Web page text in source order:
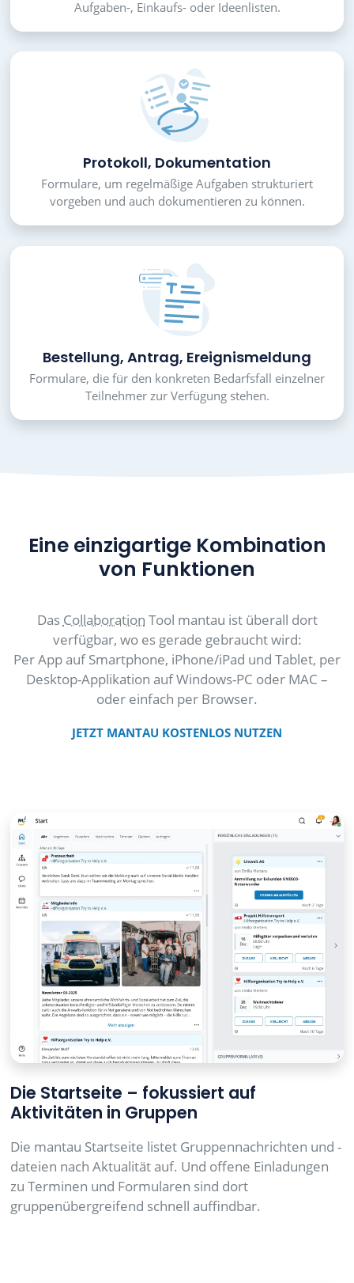
Aufgaben-, Einkaufs- oder Ideenlisten.
Protokoll, Dokumentation
Formulare, um regelmäßige Aufgaben strukturiert
vorgeben und auch dokumentieren zu können.
Bestellung, Antrag, Ereignismeldung
Formulare, die für den konkreten Bedarfsfall einzelner
Teilnehmer zur Verfügung stehen.
Eine einzigartige Kombination
von Funktionen
Das Collaboration Tool mantau ist überall dort
verfügbar, wo es gerade gebraucht wird:
Per App auf Smartphone, iPhone/iPad und Tablet, per
Desktop-Applikation auf Windows-PC oder MAC –
oder einfach per Browser.
JETZT MANTAU KOSTENLOS NUTZEN
Die Startseite – fokussiert auf
Aktivitäten in Gruppen
Die mantau Startseite listet Gruppennachrichten und -
dateien nach Aktualität auf. Und offene Einladungen
zu Terminen und Formularen sind dort
gruppenübergreifend schnell auffindbar.